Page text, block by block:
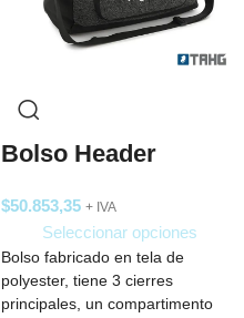
Bolso Header
$50.853,35 + IVA
Seleccionar opciones
Bolso fabricado en tela de
polyester, tiene 3 cierres
principales, un compartimento